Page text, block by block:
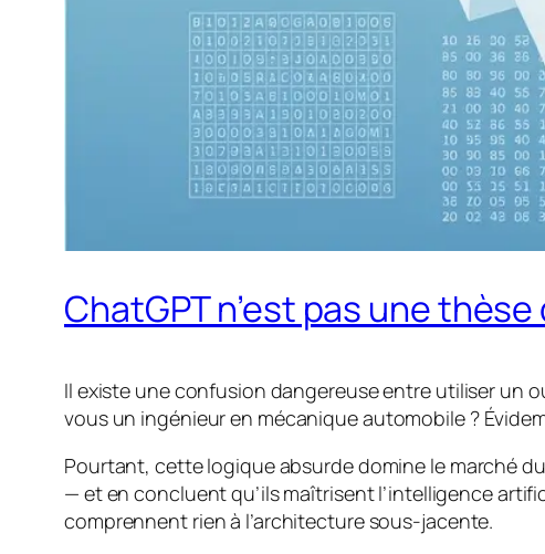
ChatGPT n’est pas une
Il existe une confusion dangereuse entre utiliser un
vous un ingénieur en mécanique automobile ?
Pourtant, cette logique absurde domine le marché
— et en concluent qu’ils maîtrisent l’intelligence
comprennent rien à l’architecture sous-jacente.